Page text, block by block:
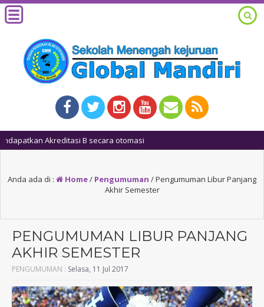
Anda ada di : Home/ Pengumuman /Pengumuman Libur Panjang
Akhir Semester
PENGUMUMAN LIBUR PANJANG
AKHIR SEMESTER
PENGUMUMAN : Selasa, 11 Jul 2017